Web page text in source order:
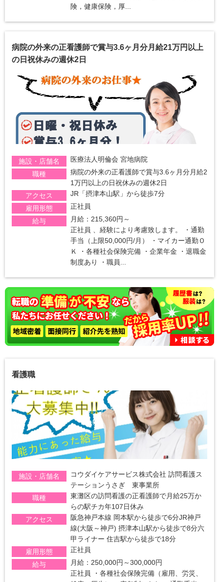
険，健康保険，厚...
病院の外来の正看護師で賞与3.6ヶ月分月給21万円以上
の日祝休みの週休2日
施設・店舗名
医療法人明倫会 宮地病院
職種
病院の外来の正看護師で賞与3.6ヶ月分月給2
1万円以上の日祝休みの週休2日
アクセス
JR「摂津本山駅」から徒歩7分
雇用形態
正社員
給与
月給：215,360円～
正社員 、経験により考慮致します。 ・通勤
手当（上限50,000円/月） ・マイカー通勤Ｏ
Ｋ ・各種社会保険完備 ・企業年金 ・退職金
制度あり ・職員...
看護職
施設・店舗名
コウダイケアサービス株式会社 訪問看護ス
テーションうさぎ 東事業所
職種
東灘区の訪問看護の正看護師で月給25万か
らの駅チカ年107日休み
アクセス
阪急神戸本線 岡本駅から徒歩で6分JR神戸
線(大阪～神戸) 摂津本山駅から徒歩で8分六
甲ライナー 住吉駅から徒歩で18分
雇用形態
正社員
給与
月給：250,000円～300,000円
正社員 ・各種社会保険完備（雇用、労災、